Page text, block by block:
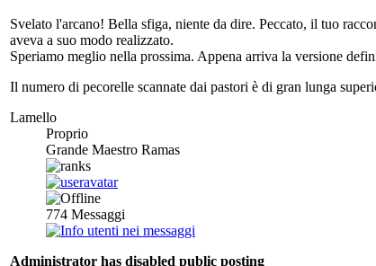
Svelato l'arcano! Bella sfiga, niente da dire. Peccato, il tuo
aveva a suo modo realizzato.
Speriamo meglio nella prossima. Appena arriva la versione
Il numero di pecorelle scannate dai pastori è di gran lunga
Lamello
Proprio
Grande Maestro Ramas
774 Messaggi
Administrator has disabled public posting